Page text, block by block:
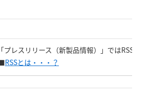
プレスリリース（新製品情報）」ではRSS
RSSとは・・・？